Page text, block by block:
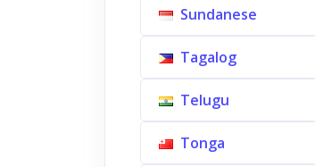
Sundanese
Tagalog
Telugu
Tonga